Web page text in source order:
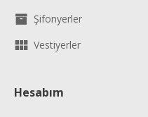
Şifonyerler
Vestiyerler
Hesabım